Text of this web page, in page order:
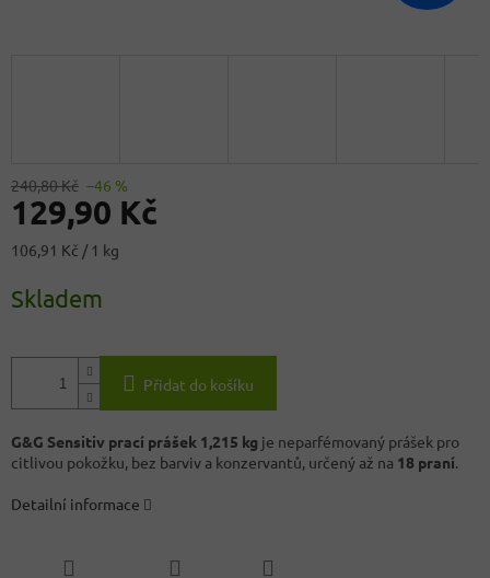
240,80 Kč –46 %
129,90 Kč
Měrná
106,91 Kč / 1 kg
Skladem
Přidat do košíku
G&G Sensitiv prací prášek 1,215 kg je neparfémovaný prášek pro
citlivou pokožku, bez barviv a konzervantů, určený až na 18 praní.
Detailní informace